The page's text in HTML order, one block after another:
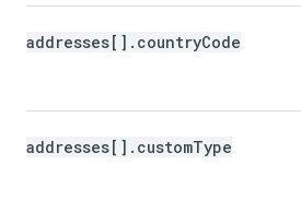
addresses[].countryCode
addresses[].customType